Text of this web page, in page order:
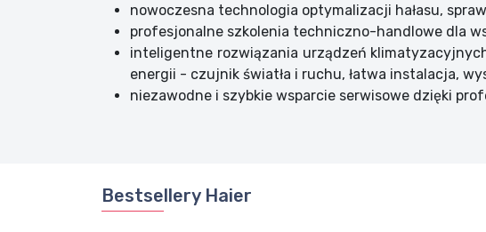
nowoczesna technologia optymalizacji hałasu,
profesjonalne szkolenia techniczno-handlowe dla
inteligentne rozwiązania urządzeń
energii - czujnik światła i ruchu, łatwa instalacja,
niezawodne i szybkie wsparcie serwisowe dzięki
Bestsellery Haier